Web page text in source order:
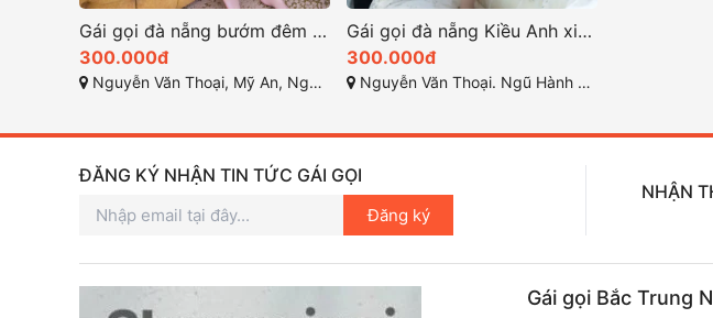
Gái gọi đà nẵng bướm đêm xinh đẹp
300.000đ
Nguyễn Văn Thoại, Mỹ An, Ngũ Hành Sơn, Đà Nẵng
Gái gọi đà nẵng Kiều Anh xinh ngoan làm tình chất
300.000đ
Nguyễn Văn Thoại. Ngũ Hành Sơn .Đà Nẵng
ĐĂNG KÝ NHẬN TIN TỨC GÁI GỌI
Đăng ký
NHẬN
Gái gọi Bắc Trung